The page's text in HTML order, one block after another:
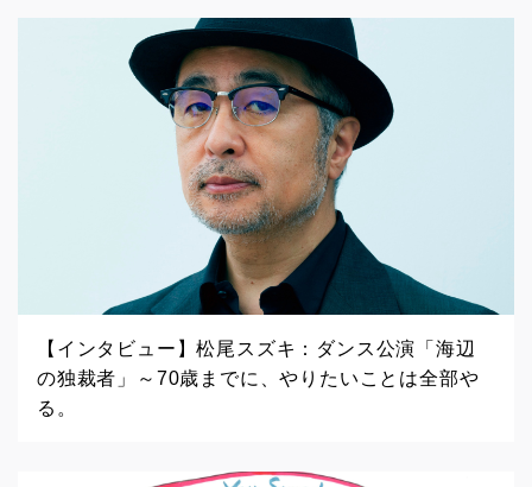
【インタビュー】松尾スズキ：ダンス公演「海辺
の独裁者」～70歳までに、やりたいことは全部や
る。